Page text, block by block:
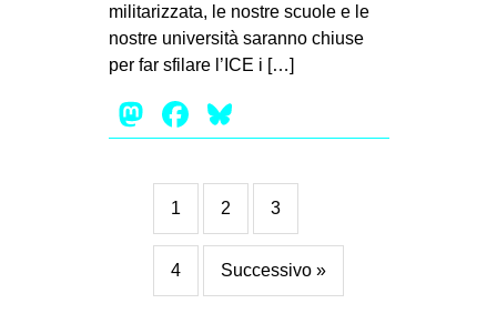
militarizzata, le nostre scuole e le
nostre università saranno chiuse
per far sfilare l’ICE i […]
Mastodon
Facebook
1 2 3
4 Successivo »